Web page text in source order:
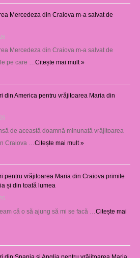
Mercedeza din Craiova m-a salvat de
Mercedeza din Craiova m-a salvat de
pe care … Citește mai mult »
din America pentru vrăjitoarea Maria din
de această doamnă minunată vrăjitoarea
Craiova … Citește mai mult »
pentru vrăjitoarea Maria din Craiova primite
și din toată lumea
că o să ajung să mi se facă … Citește mai